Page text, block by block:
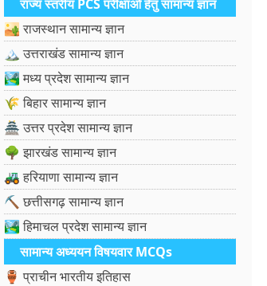
राज्य स्तरीय PCS परीक्षाओं हेतु सामान्य ज्ञान
🏜️ राजस्थान सामान्य ज्ञान
🏔️ उत्तराखंड सामान्य ज्ञान
🏞️ मध्य प्रदेश सामान्य ज्ञान
🌾 बिहार सामान्य ज्ञान
🏯 उत्तर प्रदेश सामान्य ज्ञान
🌳 झारखंड सामान्य ज्ञान
🚜 हरियाणा सामान्य ज्ञान
⛏️ छत्तीसगढ़ सामान्य ज्ञान
🏞️ हिमाचल प्रदेश सामान्य ज्ञान
सामान्य अध्ययन विषयवार MCQs
🏺 प्राचीन भारतीय इतिहास